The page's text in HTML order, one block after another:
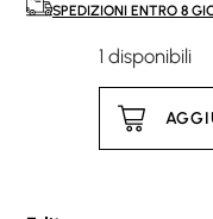
SPEDIZIONI ENTRO 8
1 disponibili